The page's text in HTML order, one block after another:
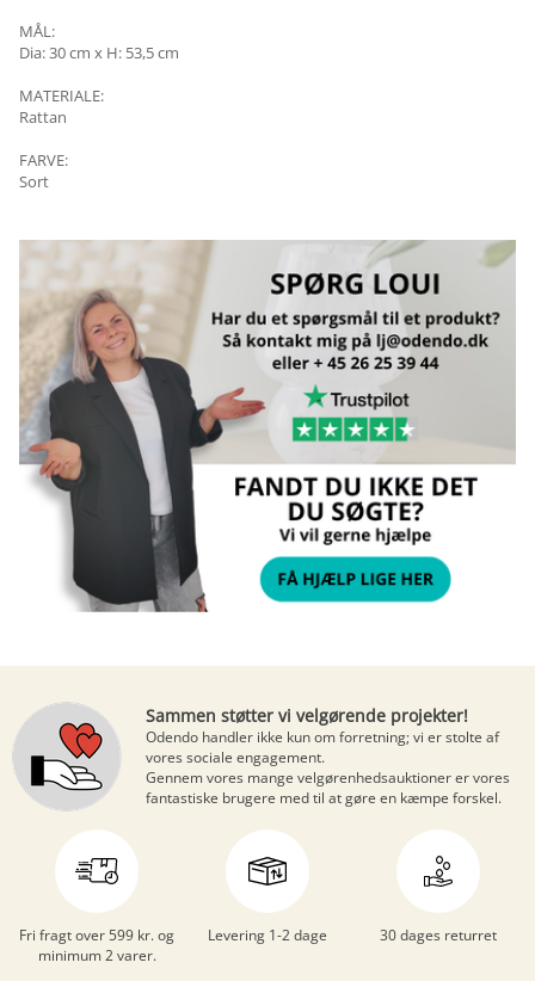
MÅL:
Dia: 30 cm x H: 53,5 cm
MATERIALE:
Rattan
FARVE:
Sort
Fri fragt over 599 kr. og
minimum 2 varer.
Levering 1-2 dage 30 dages returret
Sammen støtter vi velgørende projekter!
Odendo handler ikke kun om forretning; vi er stolte af
vores sociale engagement.
Gennem vores mange velgørenhedsauktionerer vores
fantastiske brugere med til at gøre en kæmpe forskel.